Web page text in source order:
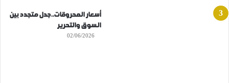
أسعار المحروقات..جدل متجدد بين
السوق والتحرير
02/06/2026